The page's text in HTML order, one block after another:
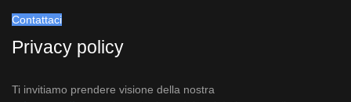
Contattaci
Privacy policy
Ti invitiamo prendere visione della nostra